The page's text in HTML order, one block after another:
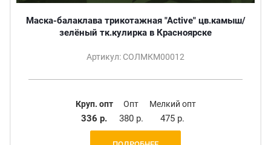
Маска-балаклава трикотажная "Active" цв.камыш/
зелёный тк.кулирка в Красноярске
Артикул: СОЛМКМ00012
Круп. опт
336 р.
Опт
380 р.
Мелкий опт
475 р.